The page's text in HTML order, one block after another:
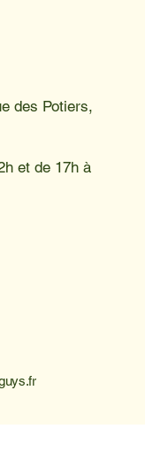
des Potiers,
et de 17h à